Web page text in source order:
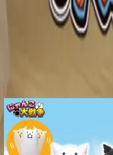
新入荷景品の投入時間